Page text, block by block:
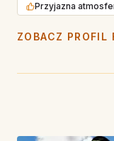
Przyjazna
ZOBACZ PROFIL